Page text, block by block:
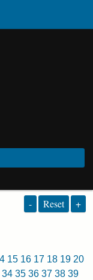
- Reset +
15 16 17 18 19 20
34 35 36 37 38 39